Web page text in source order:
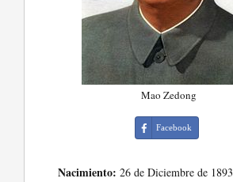
Mao Zedong
Facebook
Nacimiento: 26 de Diciembre de 1893